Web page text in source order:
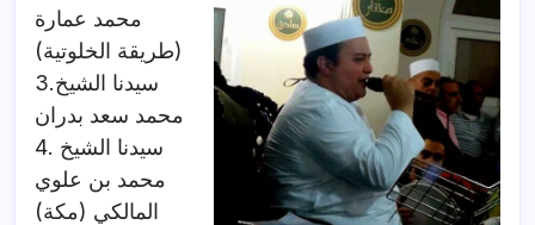
محمد عمارة
(طريقة الخلوتية)
3.سيدنا الشيخ
محمد سعد بدران
4. سيدنا الشيخ
محمد بن علوي
المالكي (مكة)